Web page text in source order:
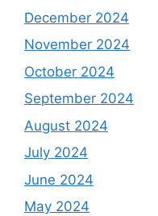
December 2024
November 2024
October 2024
September 2024
August 2024
July 2024
June 2024
May 2024